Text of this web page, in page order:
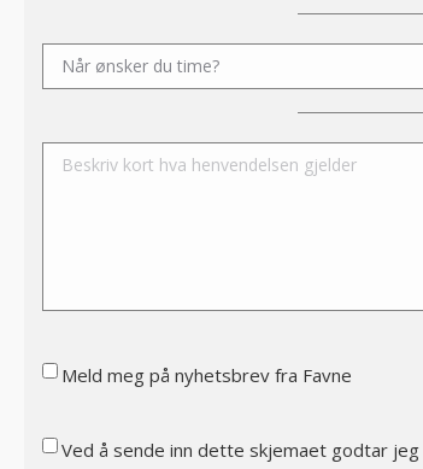
Meld meg på nyhetsbrev fra Favne
Ved å sende inn dette skjemaet godtar jeg